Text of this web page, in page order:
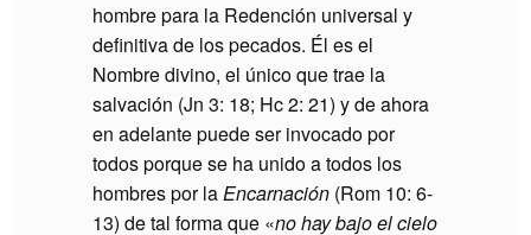
hombre para la Redención universal y
definitiva de los pecados. Él es el
Nombre divino, el único que trae la
salvación (Jn 3: 18; Hc 2: 21) y de ahora
en adelante puede ser invocado por
todos porque se ha unido a todos los
hombres por laEncarnación (Rom 10: 6-
13) de tal forma que «no hay bajo el cielo